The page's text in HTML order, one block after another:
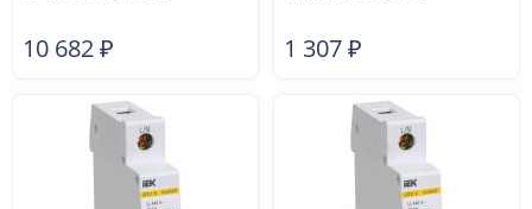
10 682₽ 1 307₽